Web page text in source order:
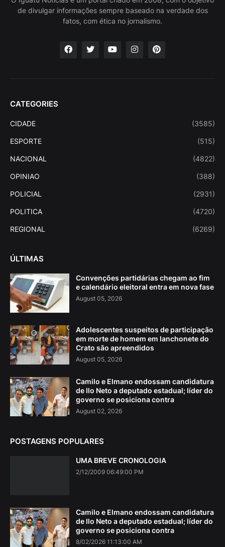
de divulgar informações sempre baseado na verdade dos
fatos, com ética no jornalismo.
CATEGORIES
CIDADE (3585)
ESPORTE (515)
NACIONAL (4822)
OPINIAO (388)
POLICIAL (2931)
POLITICA (4720)
REGIONAL (6269)
ÚLTIMAS
Convenções partidárias chegam ao fim
e calendário eleitoral entra em nova fase
August 05, 2026
Adolescentes suspeitos de participação
em morte de homem em lanchonete do
Crato são apreendidos
August 05, 2026
Camilo e Elmano endossam candidatura
de Ilo Neto a deputado estadual; líder do
governo se posiciona contra
August 02, 2026
POSTAGENS POPULARES
UMA BREVE CRONOLOGIA
2/12/2009 06:49:00 PM
Camilo e Elmano endossam candidatura
de Ilo Neto a deputado estadual; líder do
governo se posiciona contra
8/02/2026 11:13:00 AM